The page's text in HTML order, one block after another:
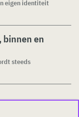
eigen identiteit
binnen en
steeds